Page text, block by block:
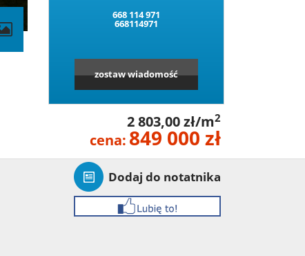
668 114 971
668114971
zostaw wiadomość
2 803,00 zł/m2
cena: 849 000 zł
Dodaj do notatnika